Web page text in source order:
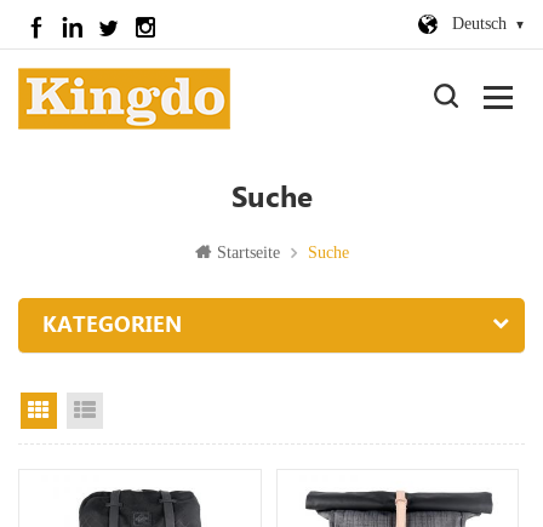
Deutsch
Suche
Startseite Suche
KATEGORIEN
Rasteransicht